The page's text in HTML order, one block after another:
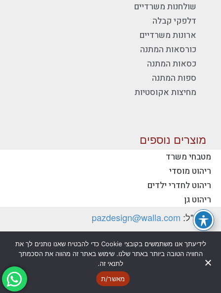
שולחנות משרדיים
דלפקי קבלה
ארונות משרדיים
כורסאות המתנה
כסאות המתנה
ספות המתנה
מחיצות אקוסטיות
מוצרים נוספים
מטבחי משרד
ריהוט מוסדי
ריהוט לחדרי ילדים
ריהוט גן
יצירת קשר - פז ריהוט משרדי
טלפון:
דוא"ל: pazdesign@walla.com
כתובת: יצחק רבין 35, קרית אונו 55510 (למשלוח
דואר בלבד)
@ כל הזכויות שמורות לפז ריהוט משרדי בע"מ
לידיעתך אנו משתמשים בקובצי Cookie כדי להבטיח שאנו נותנים לך את
החוויה הטובה ביותר באתר שלנו. שימוש באתר זה מהווה את הסכמתך
לתנאי זה.
מאשר/ת